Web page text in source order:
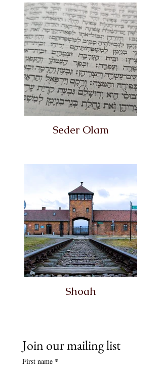
Seder Olam
Shoah
Join our mailing list
First name *